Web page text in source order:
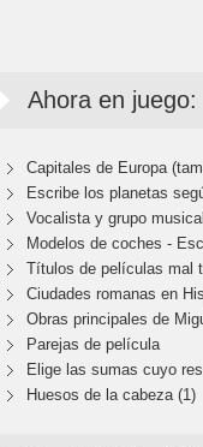
Ahora en juego:
Capitales de Europa
Escribe los planetas
Vocalista y grupo
Modelos de coches -
Títulos de películas mal
Ciudades romanas en
Obras principales de
Parejas de película
Elige las sumas cuyo
Huesos de la cabeza (1)